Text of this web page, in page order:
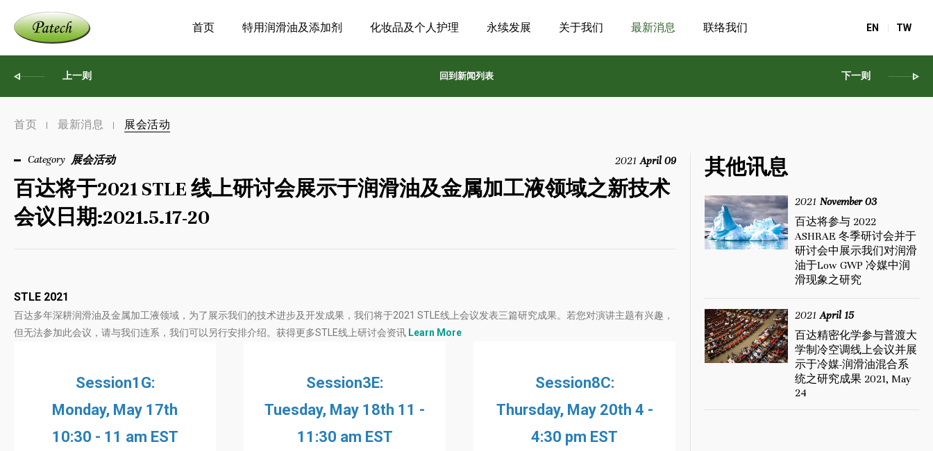
首页 特用润滑油及添加剂 化妆品及个人护理 永续发展 关于我们 最新消息 联络我们 EN TW
上一则 回到新闻列表 下一则
首页 最新消息 展会活动
展会活动 2021 April 09
百达将于2021 STLE 线上研讨会展示于润滑油及金属加工液领域之新技术
会议日期:2021.5.17-20
STLE 2021
百达多年深耕润滑油及金属加工液领域，为了展示我们的技术进步及开发成果，我们将于2021 STLE线上会议发表三篇研究成果。若您对演讲主题有兴趣，
但无法参加此会议，请与我们连系，我们可以另行安排介绍。获得更多STLE线上研讨会资讯 Learn More
Session1G:
Monday, May 17th
10:30 - 11 am EST
Session3E:
Tuesday, May 18th 11 -
11:30 am EST
Session8C:
Thursday, May 20th 4 -
4:30 pm EST
其他讯息
2021 November 03
百达将参与 2022
ASHRAE 冬季研讨会并于
研讨会中展示我们对润滑
油于Low GWP 冷媒中润
滑现象之研究
2021 April 15
百达精密化学参与普渡大
学制冷空调线上会议并展
示于冷媒-润滑油混合系
统之研究成果 2021, May
24